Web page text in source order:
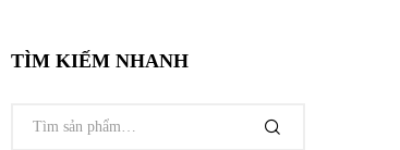
TÌM KIẾM NHANH